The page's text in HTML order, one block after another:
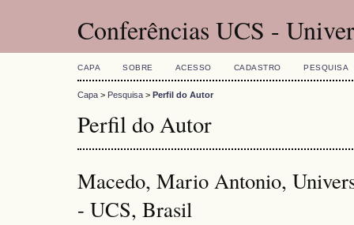
Conferências UCS -
CAPA SOBRE ACESSO CADASTRO PESQUISA
Capa > Pesquisa > Perfil do Autor
Perfil do Autor
Macedo, Mario Antonio,
- UCS, Brasil